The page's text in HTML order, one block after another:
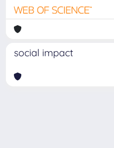
social impact